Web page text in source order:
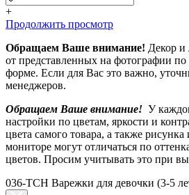
+
Продолжить просмотр
Обращаем Ваше внимание! Декор и
от представленных на фотографии по
форме. Если для Вас это важно,
менеджеров.
Обращаем Ваше внимание! У
настройки по цветам, яркости и
цвета самого товара, а также
мониторе могут отличаться по
цветов. Просим учитывать это при
036-TCH Варежки для девочки (3-5